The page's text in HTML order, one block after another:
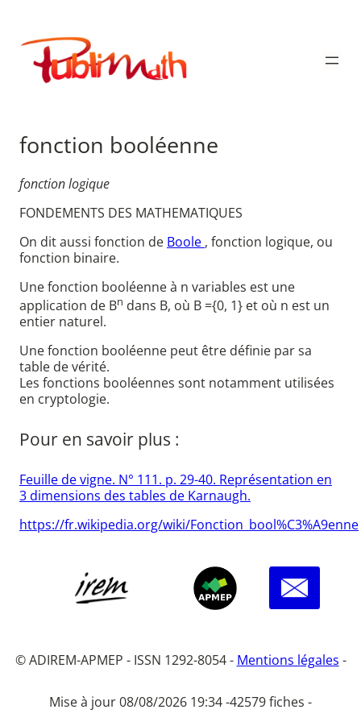
contenu
Publimath
fonction booléenne
fonction logique
FONDEMENTS DES MATHEMATIQUES
On dit aussi fonction de Boole , fonction logique, ou
fonction binaire.
Une fonction booléenne à n variables est une
application de Bn dans B, où B ={0, 1} et où n est un
entier naturel.
Une fonction booléenne peut être définie par sa
table de vérité.
Les fonctions booléennes sont notamment utilisées
en cryptologie.
Pour en savoir plus :
Feuille de vigne. N° 111. p. 29-40. Représentation en
3 dimensions des tables de Karnaugh.
https://fr.wikipedia.org/wiki/Fonction_bool%C3%A9enne
© ADIREM-APMEP - ISSN 1292-8054 - Mentions légales -
Mise à jour 08/08/2026 19:34 -42579 fiches -